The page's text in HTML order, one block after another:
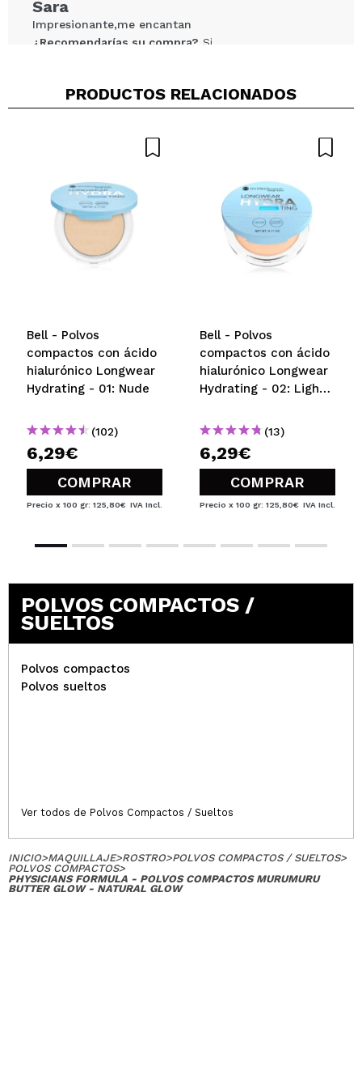
Sara
Impresionante,me encantan
¿Recomendarías su compra? Si
PRODUCTOS RELACIONADOS
Bell - Polvos
compactos con ácido
hialurónico Longwear
Hydrating - 01: Nude
(102)
6,29€
COMPRAR
Precio x 100 gr: 125,80€ IVA Incl.
Bell - Polvos
compactos con ácido
hialurónico Longwear
Hydrating - 02: Light
(13)
6,29€
COMPRAR
Precio x 100 gr: 125,80€ IVA Incl.
POLVOS COMPACTOS /
SUELTOS
Polvos compactos
Polvos sueltos
Ver todos de Polvos Compactos / Sueltos
INICIO>MAQUILLAJE>ROSTRO>POLVOS COMPACTOS / SUELTOS>
POLVOS COMPACTOS>
PHYSICIANS FORMULA - POLVOS COMPACTOS MURUMURU
BUTTER GLOW - NATURAL GLOW